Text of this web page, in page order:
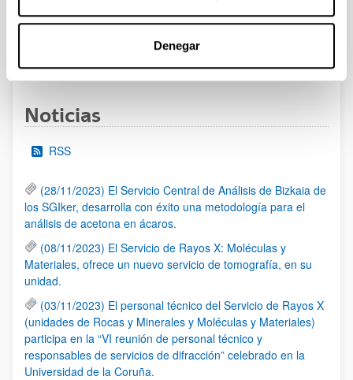
Denegar
Páginas intermedias Use
Noticias
RSS
(28/11/2023) El Servicio Central de Análisis de Bizkaia de
los SGIker, desarrolla con éxito una metodología para el
análisis de acetona en ácaros.
(08/11/2023) El Servicio de Rayos X: Moléculas y
Materiales, ofrece un nuevo servicio de tomografía, en su
unidad.
(03/11/2023) El personal técnico del Servicio de Rayos X
(unidades de Rocas y Minerales y Moléculas y Materiales)
participa en la “VI reunión de personal técnico y
responsables de servicios de difracción” celebrado en la
Universidad de la Coruña.